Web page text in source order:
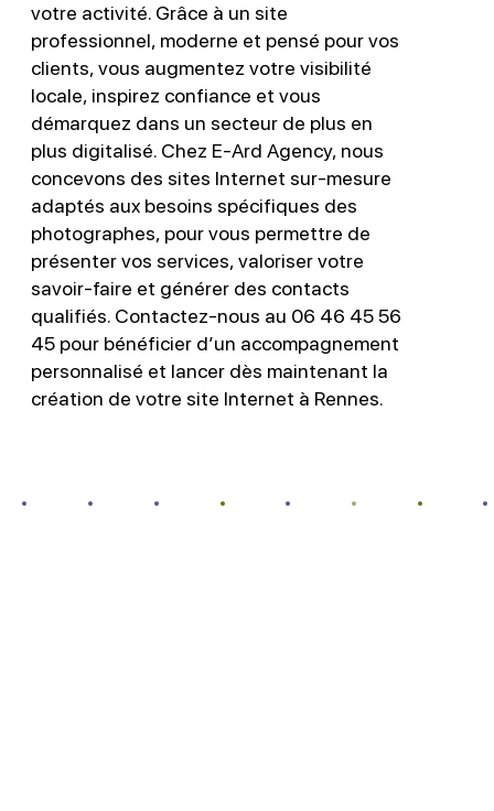
votre activité. Grâce à un site
professionnel, moderne et pensé pour vos
clients, vous augmentez votre visibilité
locale, inspirez confiance et vous
démarquez dans un secteur de plus en
plus digitalisé. Chez E-Ard Agency, nous
concevons des sites Internet sur-mesure
adaptés aux besoins spécifiques des
photographes, pour vous permettre de
présenter vos services, valoriser votre
savoir-faire et générer des contacts
qualifiés. Contactez-nous au 06 46 45 56
45 pour bénéficier d’un accompagnement
personnalisé et lancer dès maintenant la
création de votre site Internet à Rennes.